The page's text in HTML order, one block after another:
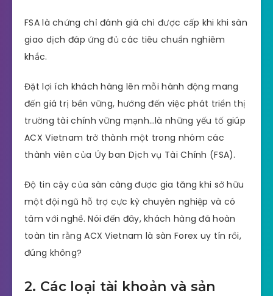
FSA là chứng chỉ đánh giá chỉ được cấp khi khi sàn
giao dịch đáp ứng đủ các tiêu chuẩn nghiêm
khắc.
Đặt lợi ích khách hàng lên mỗi hành động mang
đến giá trị bền vững, hướng đến việc phát triển thị
trường tài chính vững mạnh…là những yếu tố giúp
ACX Vietnam trở thành một trong nhóm các
thành viên của Ủy ban Dịch vụ Tài Chính (FSA).
Độ tin cậy của sàn càng được gia tăng khi sở hữu
một đội ngũ hỗ trợ cực kỳ chuyên nghiệp và có
tâm với nghề. Nói đến đây, khách hàng đã hoàn
toàn tin rằng ACX Vietnam là sàn Forex uy tín rồi,
đúng không?
2. Các loại tài khoản và sản